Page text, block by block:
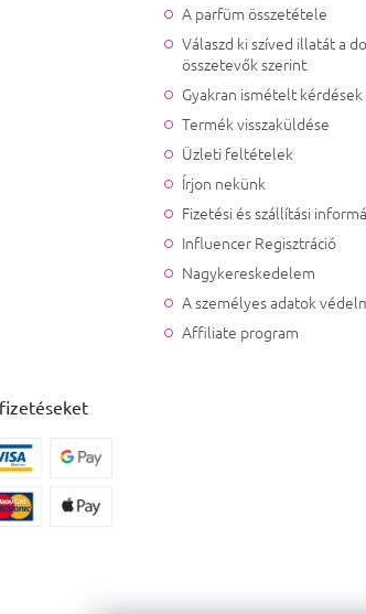
A parfüm összetétele
Válaszd ki szíved illatát a
összetevők szerint
Gyakran ismételt kérdések
Termék visszaküldése
Üzleti feltételek
Írjon nekünk
Fizetési és szállítási
Influencer Regisztráció
Nagykereskedelem
A személyes adatok
Affiliate program